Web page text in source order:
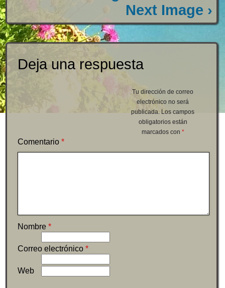
Next Image ›
Deja una respuesta
Tu dirección de correo
electrónico no será
publicada. Los campos
obligatorios están
marcados con *
Comentario *
Nombre *
Correo electrónico *
Web